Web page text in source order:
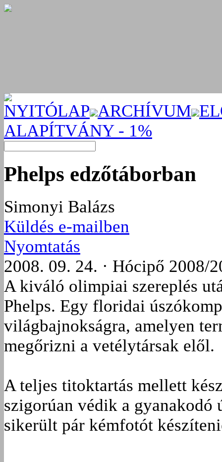
NYITÓLAP ARCHÍVUM
ALAPÍTVÁNY - 1%
Phelps edzőtáborban
Simonyi Balázs
Küldés e-mailben
Nyomtatás
2008. 09. 24. · Hócipő 2008/
A kiváló olimpiai szereplés
Phelps. Egy floridai
világbajnokságra, amelyen
megőrizni a vetélytársak elől.
A teljes titoktartás mellett
szigorúan védik a
sikerült pár kémfotót